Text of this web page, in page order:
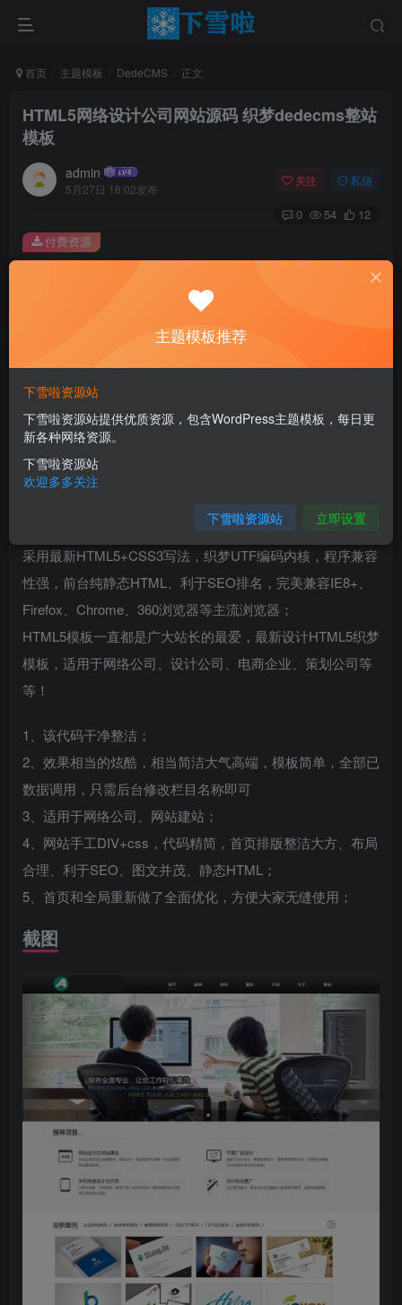
首页 主题模板 DedeCMS 正文
HTML5网络设计公司网站源码 织梦dedecms整站
模板
admin
5月27日 16:02发布
关注 私信
0 54 12
此内容为付费资源，请付费后查看
￥0.01
您当前未登录！建议登陆后购买，可保存购买订单
付费资源
介绍
HTML5网络设计公司织梦dedecms整站模板
采用最新HTML5+CSS3写法，织梦UTF编码内核，程序兼容
性强，前台纯静态HTML、利于SEO排名，完美兼容IE8+、
Firefox、Chrome、360浏览器等主流浏览器；
HTML5模板一直都是广大站长的最爱，最新设计HTML5织梦
模板，适用于网络公司、设计公司、电商企业、策划公司等
等！
1、该代码干净整洁；
2、效果相当的炫酷，相当简洁大气高端，模板简单，全部已
数据调用，只需后台修改栏目名称即可
3、适用于网络公司、网站建站；
4、网站手工DIV+css，代码精简，首页排版整洁大方、布局
合理、利于SEO、图文并茂、静态HTML；
5、首页和全局重新做了全面优化，方便大家无缝使用；
截图
主题模板推荐
下雪啦资源站
下雪啦资源站提供优质资源，包含WordPress主题模板，每日更
新各种网络资源。
下雪啦资源站
欢迎多多关注
下雪啦资源站 立即设置